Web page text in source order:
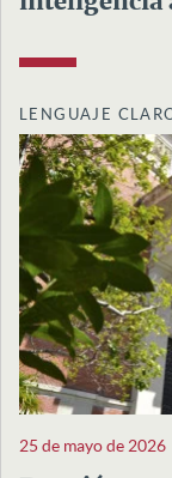
LENGUAJE
25 de mayo de 2026